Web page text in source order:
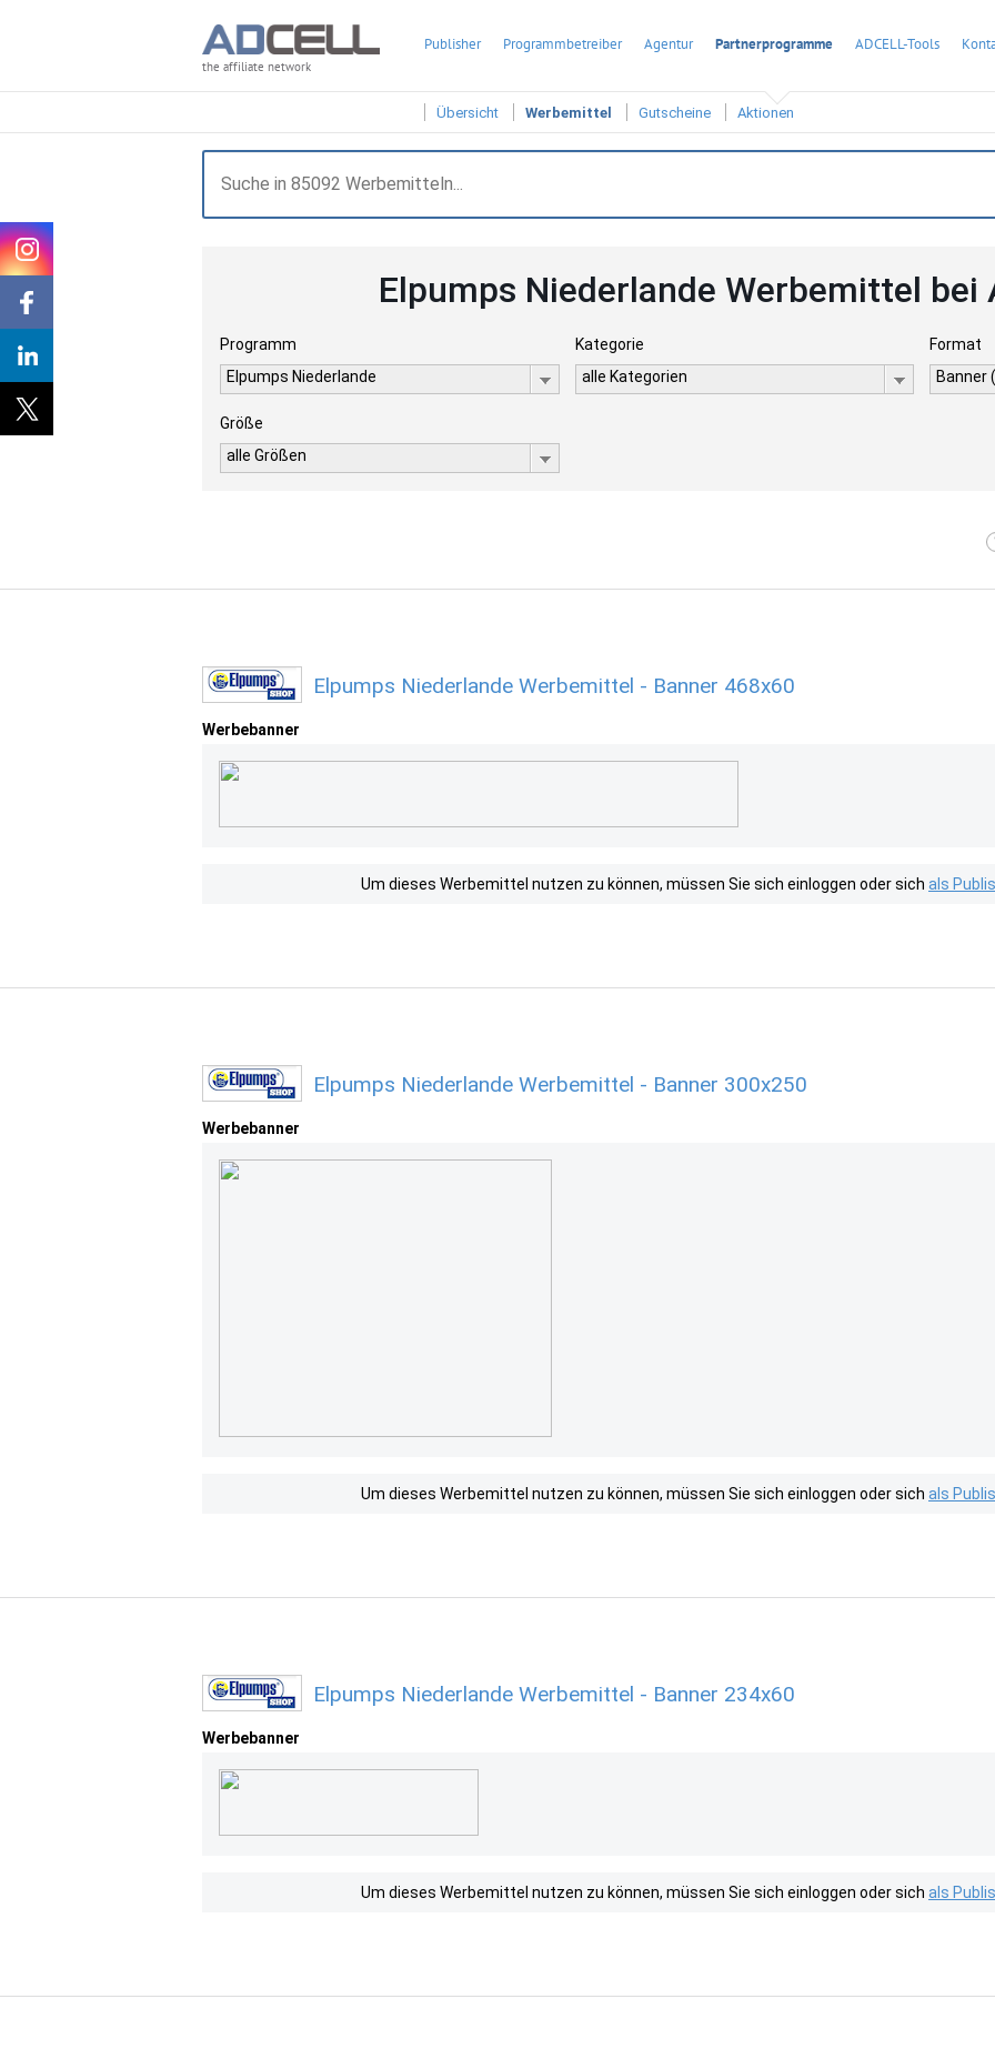
the affiliate network
Publisher Programmbetreiber Agentur Partnerprogramme ADCELL-Tools
Übersicht Werbemittel Gutscheine Aktionen
Elpumps Niederlande Werbemittel bei
Programm
Elpumps Niederlande
Kategorie
alle Kategorien
Format
Banner
Größe
alle Größen
Elpumps Niederlande Werbemittel - Banner 468x60
Werbebanner
Um dieses Werbemittel nutzen zu können, müssen Sie sich einloggen oder sich als
Elpumps Niederlande Werbemittel - Banner 300x250
Werbebanner
Um dieses Werbemittel nutzen zu können, müssen Sie sich einloggen oder sich als
Elpumps Niederlande Werbemittel - Banner 234x60
Werbebanner
Um dieses Werbemittel nutzen zu können, müssen Sie sich einloggen oder sich als